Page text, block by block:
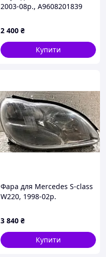
2003-08р., A9608201839
2 400 ₴
Купити
Фара для Mercedes S-class
W220, 1998-02р.
3 840 ₴
Купити